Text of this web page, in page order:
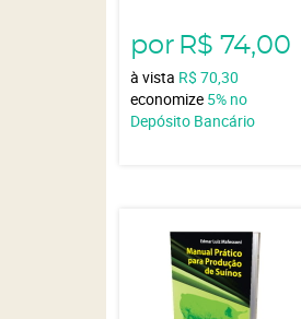
por R$ 74,00
à vista R$ 70,30
economize 5% no
Depósito Bancário